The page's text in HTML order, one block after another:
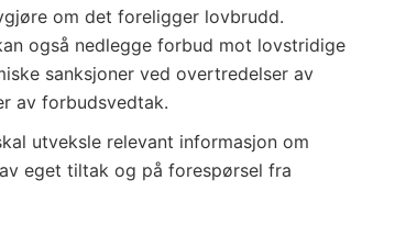
om det foreligger lovbrudd.
også nedlegge forbud mot lovstridige
sanksjoner ved overtredelser av
av forbudsvedtak.
utveksle relevant informasjon om
eget tiltak og på forespørsel fra